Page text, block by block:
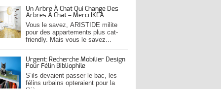
Un Arbre À Chat Qui Change Des
Arbres À Chat – Merci IKEA
Vous le savez, ARISTIDE milite
pour des appartements plus cat-
friendly. Mais vous le savez...
Urgent: Recherche Mobilier Design
Pour Félin Bibliophile
S’ils devaient passer le bac, les
félins urbains opteraient pour la